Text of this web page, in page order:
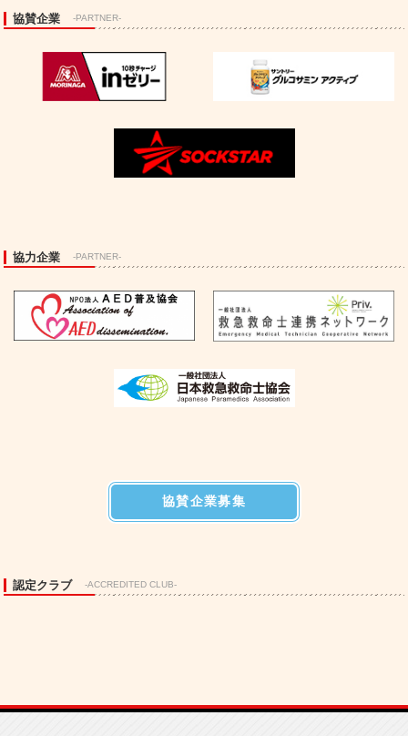
協賛企業 -PARTNER-
協力企業 -PARTNER-
協賛企業募集
認定クラブ -ACCREDITED CLUB-